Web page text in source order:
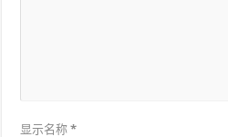
显示名称*